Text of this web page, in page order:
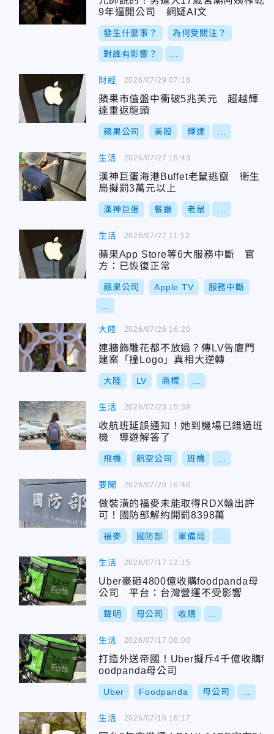
9年逼開公司 網疑AI文
發生什麼事？ 為何受關注？
對誰有影響？
財經
蘋果市值盤中衝破5兆美元 超越輝
達重返龍頭
蘋果公司 美股 輝達
2026/07/29 07:18
生活
漢神巨蛋海港Buffet老鼠逃竄 衛生
局擬罰3萬元以上
漢神巨蛋 餐廳 老鼠
2026/07/27 15:43
生活
蘋果App Store等6大服務中斷 官
方：已恢復正常
蘋果公司 Apple TV 服務中斷
2026/07/27 11:52
大陸
連牆飾雕花都不放過？傳LV告廈門
建案「撞Logo」真相大逆轉
大陸 LV 商標
2026/07/26 16:20
生活
收航班延誤通知！她到機場已錯過班
機 導遊解答了
飛機 航空公司 班機
2026/07/23 15:39
要聞
做裝潢的福麥未能取得RDX輸出許
可！國防部解約開罰8398萬
福麥 國防部 軍備局
2026/07/20 16:40
生活
Uber豪砸4800億收購foodpanda母
公司 平台：台灣營運不受影響
聲明 母公司 收購
2026/07/17 12:15
生活
打造外送帝國！Uber擬斥4千億收購f
oodpanda母公司
Uber Foodpanda 母公司
2026/07/17 08:00
生活 2026/07/16 16:17